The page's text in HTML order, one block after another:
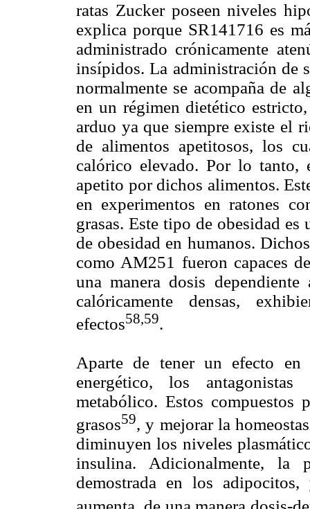
ratas Zucker poseen niveles
explica porque SR141716 es
administrado crónicamente
insípidos. La administración de
normalmente se acompaña de
en un régimen dietético
arduo ya que siempre existe el
de alimentos apetitosos, los
calórico elevado. Por lo tanto,
apetito por dichos alimentos.
en experimentos en ratones
grasas. Este tipo de obesidad es
de obesidad en humanos.
como AM251 fueron capaces
una manera dosis
calóricamente densas,
efectos58,59.
Aparte de tener un efecto en
energético, los
metabólico. Estos compuestos
grasos59, y mejorar la
diminuyen los niveles
insulina. Adicionalmente, la
demostrada en los